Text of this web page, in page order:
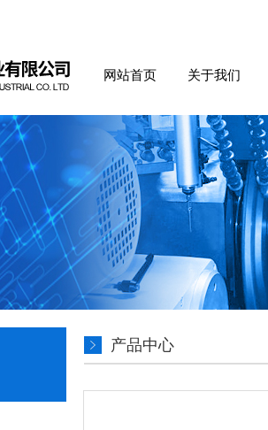
网站首页 关于我们
产品中心